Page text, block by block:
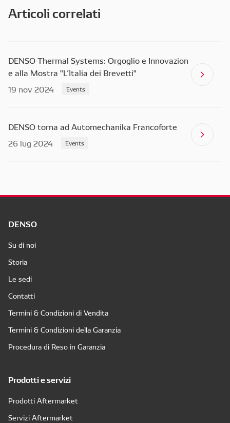
Articoli correlati
DENSO Thermal Systems: Orgoglio e Innovazion
e alla Mostra "L’Italia dei Brevetti"
19 nov 2024
Events
DENSO torna ad Automechanika Francoforte
26 lug 2024
Events
DENSO
Su di noi
Storia
Le sedi
Contatti
Termini & Condizioni di Vendita
Termini & Condizioni della Garanzia
Procedura di Reso in Garanzia
Prodotti e servizi
Prodotti Aftermarket
Servizi Aftermarket